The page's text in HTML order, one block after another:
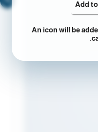
Add
An icon will be